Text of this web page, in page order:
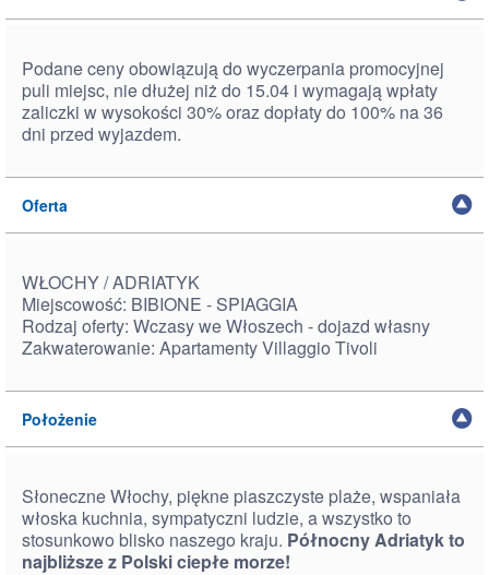
Podane ceny obowiązują do wyczerpania promocyjnej
puli miejsc, nie dłużej niż do 15.04 i wymagają wpłaty
zaliczki w wysokości 30% oraz dopłaty do 100% na 36
dni przed wyjazdem.
Oferta
WŁOCHY / ADRIATYK
Miejscowość: BIBIONE - SPIAGGIA
Rodzaj oferty: Wczasy we Włoszech - dojazd własny
Zakwaterowanie: ApartamentyVillaggio Tivoli
Położenie
Słoneczne Włochy, piękne piaszczyste plaże, wspaniała
włoska kuchnia, sympatyczni ludzie, a wszystko to
stosunkowo blisko naszego kraju. Północny Adriatyk to
najbliższe z Polski ciepłe morze!